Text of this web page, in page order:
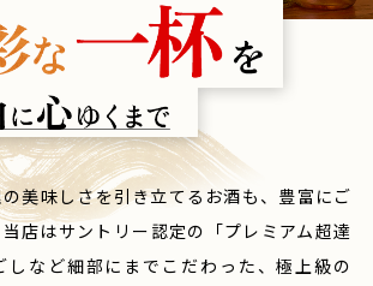
美味しさを引き立てるお酒も、豊富にご
店はサントリー認定の「プレミアム超達
しなど細部にまでこだわった、極上級の